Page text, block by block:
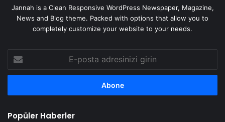
Jannah is a Clean Responsive WordPress Newspaper, Magazine,
News and Blog theme. Packed with options that allow you to
completely customize your website to your needs.
posta
adresinizi
Popüler Haberler